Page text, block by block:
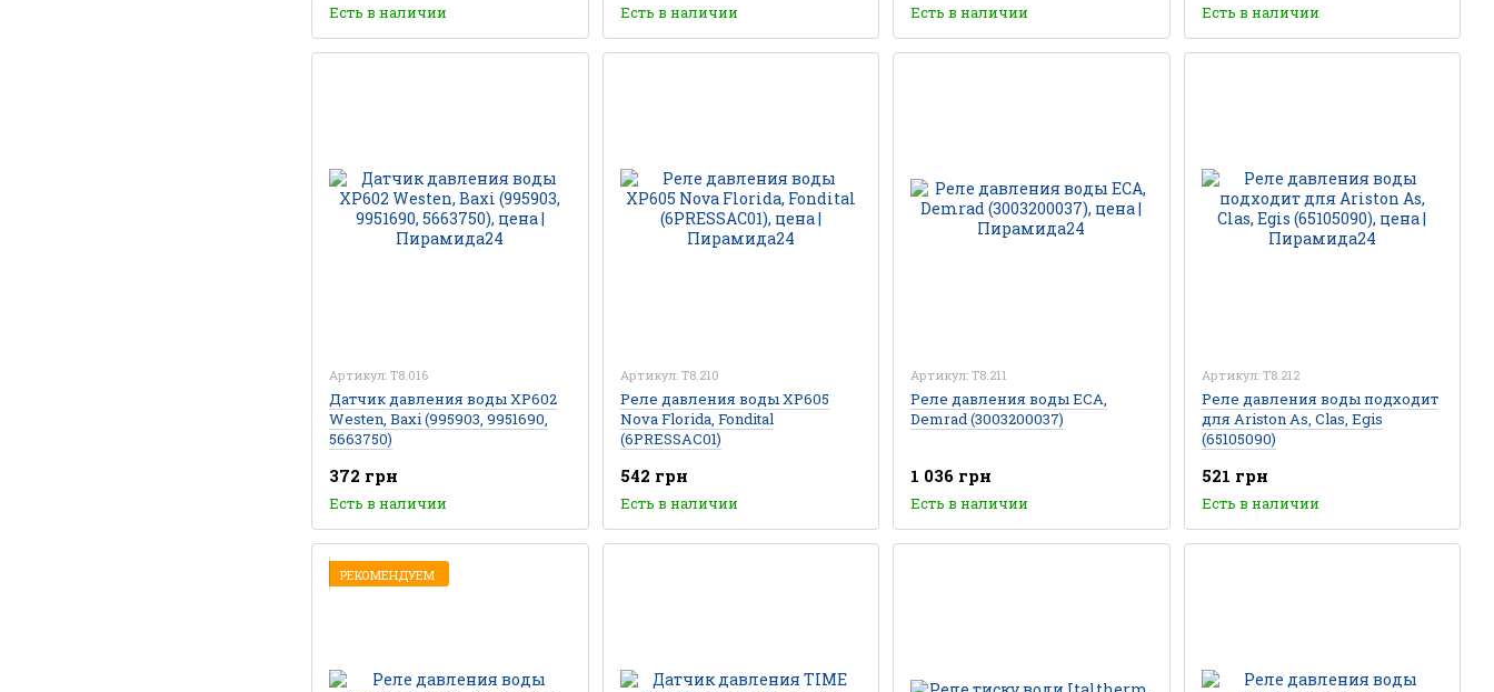
Есть в наличии Есть в наличии Есть в наличии Есть в наличии
Артикул: T8.016
Датчик давления воды XP602
Westen, Baxi (995903, 9951690,
5663750)
372 грн
Есть в наличии
Артикул: T8.210
Реле давления воды XP605
Nova Florida, Fondital
(6PRESSAC01)
542 грн
Есть в наличии
Артикул: T8.211
Реле давления воды ECA,
Demrad (3003200037)
1 036 грн
Есть в наличии
Артикул: T8.212
Реле давления воды подходит
для Ariston As, Clas, Egis
(65105090)
521 грн
Есть в наличии
РЕКОМЕНДУЕМ